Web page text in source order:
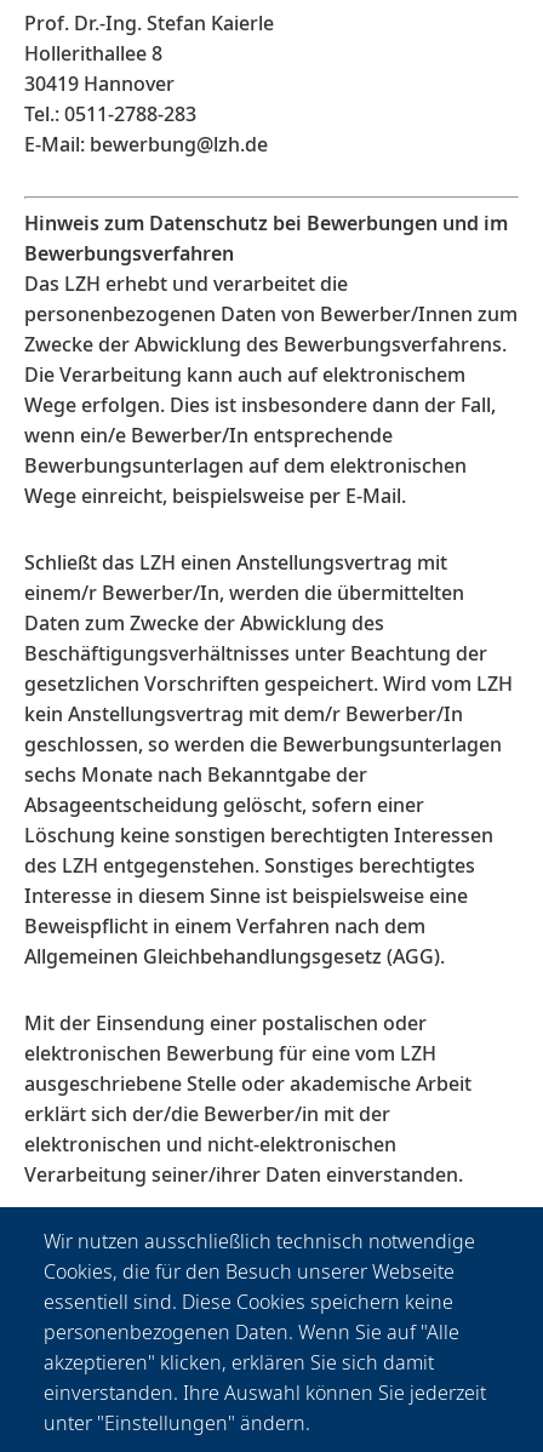
Prof. Dr.-Ing. Stefan Kaierle
Hollerithallee 8
30419 Hannover
Tel.: 0511-2788-283
E-Mail: bewerbung@lzh.de
Hinweis zum Datenschutz bei Bewerbungen und im
Bewerbungsverfahren
Das LZH erhebt und verarbeitet die
personenbezogenen Daten von Bewerber/Innen zum
Zwecke der Abwicklung des Bewerbungsverfahrens.
Die Verarbeitung kann auch auf elektronischem
Wege erfolgen. Dies ist insbesondere dann der Fall,
wenn ein/e Bewerber/In entsprechende
Bewerbungsunterlagen auf dem elektronischen
Wege einreicht, beispielsweise per E-Mail.
Schließt das LZH einen Anstellungsvertrag mit
einem/r Bewerber/In, werden die übermittelten
Daten zum Zwecke der Abwicklung des
Beschäftigungsverhältnisses unter Beachtung der
gesetzlichen Vorschriften gespeichert. Wird vom LZH
kein Anstellungsvertrag mit dem/r Bewerber/In
geschlossen, so werden die Bewerbungsunterlagen
sechs Monate nach Bekanntgabe der
Absageentscheidung gelöscht, sofern einer
Löschung keine sonstigen berechtigten Interessen
des LZH entgegenstehen. Sonstiges berechtigtes
Interesse in diesem Sinne ist beispielsweise eine
Beweispflicht in einem Verfahren nach dem
Allgemeinen Gleichbehandlungsgesetz (AGG).
Mit der Einsendung einer postalischen oder
elektronischen Bewerbung für eine vom LZH
ausgeschriebene Stelle oder akademische Arbeit
erklärt sich der/die Bewerber/in mit der
elektronischen und nicht-elektronischen
Verarbeitung seiner/ihrer Daten einverstanden.
Weitere Informationen finden Sie in unserer
Datenschutzerklärung unter
www.lzh.de/datenschutzhinweise.
Wir nutzen ausschließlich technisch notwendige
Cookies, die für den Besuch unserer Webseite
essentiell sind. Diese Cookies speichern keine
personenbezogenen Daten. Wenn Sie auf "Alle
akzeptieren" klicken, erklären Sie sich damit
einverstanden. Ihre Auswahl können Sie jederzeit
unter "Einstellungen" ändern.